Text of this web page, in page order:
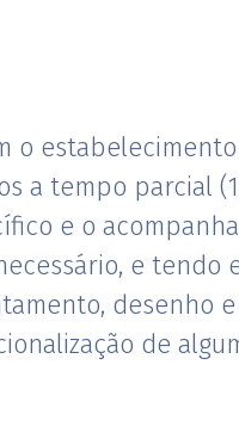
a tempo parcial
e o
e
desenho
de